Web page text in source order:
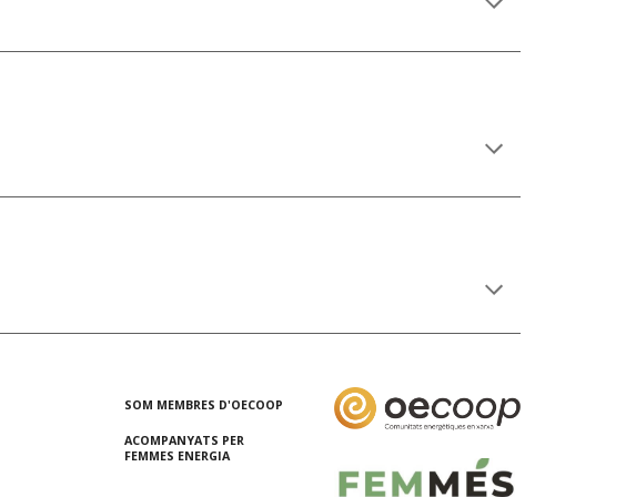
SOM MEMBRES D'OECOOP
ACOMPANYATS PER
FEMMES ENERGIA